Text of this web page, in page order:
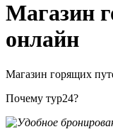
Магазин
онлайн
Магазин горящих
Почему тур24?